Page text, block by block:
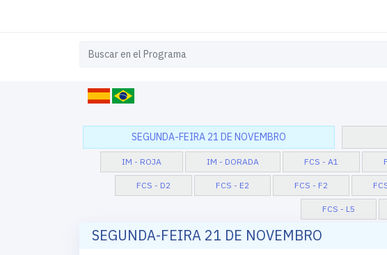
SEGUNDA-FEIRA 21 DE NOVEMBRO
IM - ROJA IM - DORADA FCS - A1
FCS - D2 FCS - E2 FCS - F2
FCS - L5
SEGUNDA-FEIRA 21 DE NOVEMBRO